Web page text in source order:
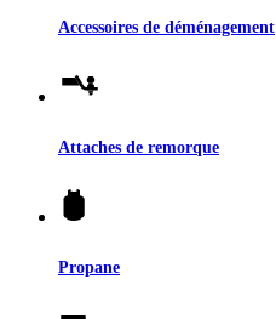
Accessoires de déménagement
Attaches de remorque
Propane